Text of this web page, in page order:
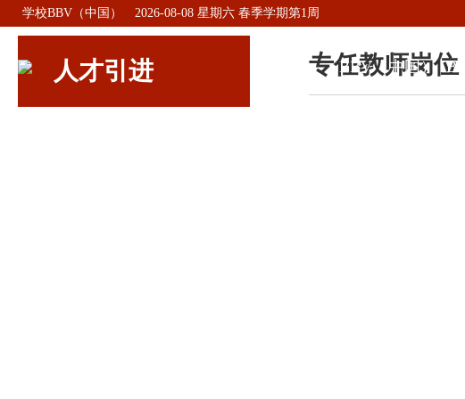
学校BBV（中国） 2026-08-08 星期六 春季学期第1周
BBV（中国）
人才引进 专任教师岗位